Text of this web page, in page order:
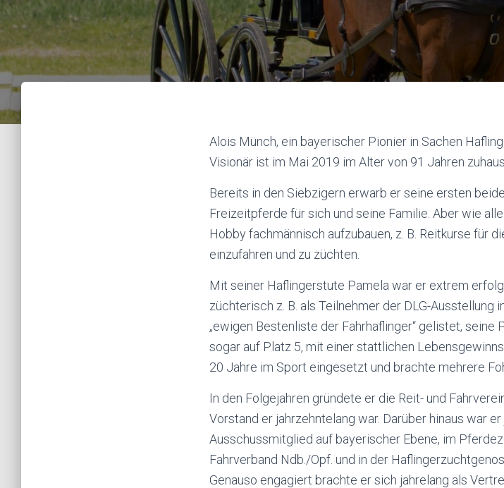
Alois Münch, ein bayerischer Pionier in Sachen
Visionär ist im Mai 2019 im Alter von 91 Jahren
Bereits in den Siebzigern erwarb er seine ersten
Freizeitpferde für sich und seine Familie. Aber wie
Hobby fachmännisch aufzubauen, z. B. Reitkurse für
einzufahren und zu züchten.
Mit seiner Haflingerstute Pamela war er extrem
züchterisch z. B. als Teilnehmer der DLG-Ausstellung
„ewigen Bestenliste der Fahrhaflinger“ gelistet,
sogar auf Platz 5, mit einer stattlichen
20 Jahre im Sport eingesetzt und brachte mehrere
In den Folgejahren gründete er die Reit- und
Vorstand er jahrzehntelang war. Darüber hinaus war
Ausschussmitglied auf bayerischer Ebene, im
Fahrverband Ndb./Opf. und in der
Genauso engagiert brachte er sich jahrelang als